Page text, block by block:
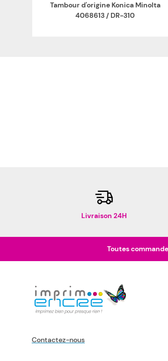
Tambour d'origine Konica Minolta
4068613 / DR-310
Livraison 24H
Toutes
Contactez-nous